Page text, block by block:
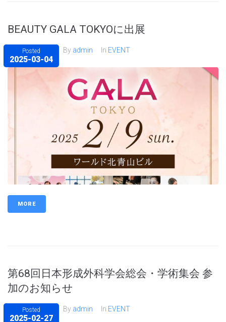
BEAUTY GALA TOKYOに出展
By admin In EVENT
Posted
2025-03-04
MORE
第68回日本形成外科学会総会・学術集会 参
加のお知らせ
By admin In EVENT
Posted
2025-02-27